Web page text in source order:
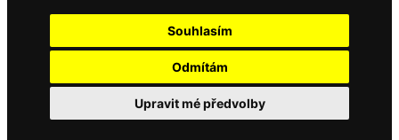
Souhlasím
Odmítám
Upravit mé předvolby